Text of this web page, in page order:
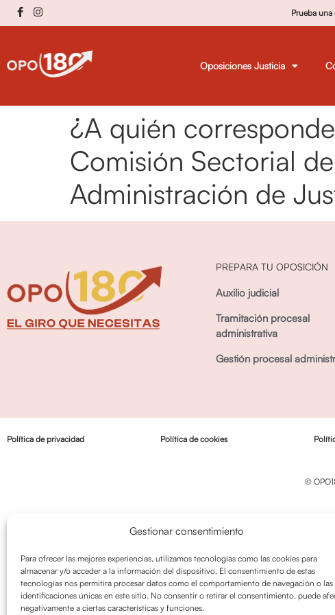
Gestionar consentimiento
Para ofrecer las mejores experiencias, utilizamos tecnologías como las cookies para
almacenar y/o acceder a la información del dispositivo. El consentimiento de estas
tecnologías nos permitirá procesar datos como el comportamiento de navegación o las
identificaciones únicas en este sitio. No consentir o retirar el consentimiento, puede
negativamente a ciertas características y funciones.
Prueba una
Oposiciones Justicia
¿A quién
Comisión Sectorial
Administración de
PREPARA TU OPOSICIÓN
Auxilio judicial
Tramitación procesal
administrativa
Gestión procesal
Política de privacidad Política de cookies
©